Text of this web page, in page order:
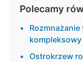
Polecamy
Ostrokrzew